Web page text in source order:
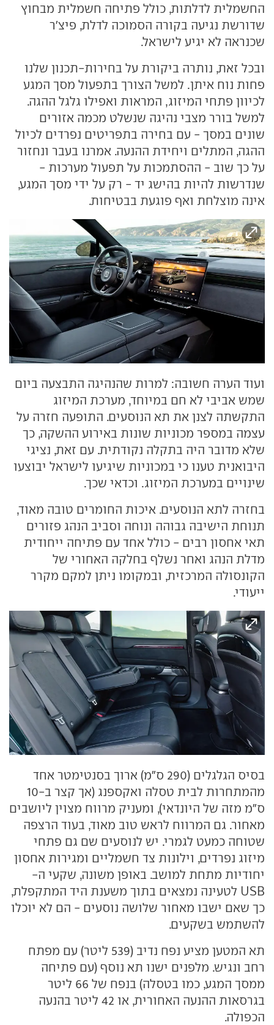
החשמלית לדלתות, כולל פתיחה חשמלית מבחוץ
שדורשת נגיעה בקורה הסמוכה לדלת, פיצ'ר
שכנראה לא יגיע לישראל.
ובכל זאת, נותרה ביקורת על בחירות-תכנון שלנו
פחות נוח איתן. למשל הצורך בתפעול מסך המגע
לכיוון פתחי המיזוג, המראות ואפילו גלגל ההגה.
למשל בורר מצבי נהיגה שנשלט מכמה אזורים
שונים במסך - עם בחירה בתפריטים נפרדים לכיול
ההגה, המתלים ויחידת ההנעה. אמרנו בעבר ונחזור
על כך שוב - ההסתמכות על תפעול מערכות -
שנדרשות להיות בהישג יד - רק על ידי מסך המגע,
אינה מוצלחת ואף פוגעת בבטיחות.
ועוד הערה חשובה: למרות שהנהיגה התבצעה ביום
שמש אביבי לא חם במיוחד, מערכת המיזוג
התקשתה לצנן את תא הנוסעים. התופעה חזרה על
עצמה במספר מכוניות שונות באירוע ההשקה, כך
שלא מדובר היה בתקלה נקודתית. עם זאת, נציגי
היבואנית טענו כי במכוניות שיגיעו לישראל יבוצעו
שינויים במערכת המיזוג. וכדאי שכך.
בחזרה לתא הנוסעים. איכות החומרים טובה מאוד,
תנוחת הישיבה גבוהה ונוחה וסביב הנהג פזורים
תאי אחסון רבים - כולל אחד עם פתיחה ייחודית
מדלת הנהג ואחר נשלף בחלקה האחורי של
הקונסולה המרכזית, ובמקומו ניתן למקם מקרר
ייעודי.
בסיס הגלגלים (290 ס"מ) ארוך בסנטימטר אחד
מהמתחרות לבית טסלה ואקספנג (אך קצר ב-10
ס"מ מזה של היונדאי), ומעניק מרווח מצוין ליושבים
מאחור. גם המרווח לראש טוב מאוד, בעוד הרצפה
שטוחה כמעט לגמרי. יש לנוסעים שם גם פתחי
מיזוג נפרדים, וילונות צד חשמליים ומגירות אחסון
יחודיות מתחת למושב. באופן משונה, שקעי ה-
USB לטעינה נמצאים בתוך משענת היד המתקפלת,
כך שאם ישבו מאחור שלושה נוסעים - הם לא יוכלו
להשתמש בשקעים.
תא המטען מציע נפח נדיב (539 ליטר) עם מפתח
רחב ונגיש. מלפנים ישנו תא נוסף (עם פתיחה
ממסך המגע, כמו בטסלה) בנפח של 66 ליטר
בגרסאות ההנעה האחורית, או 42 ליטר בהנעה
הכפולה.